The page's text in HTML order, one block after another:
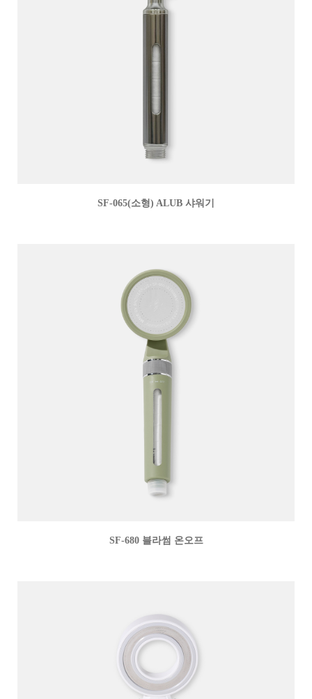
SF-065(소형) ALUB 샤워기
SF-680 블라썸 온오프